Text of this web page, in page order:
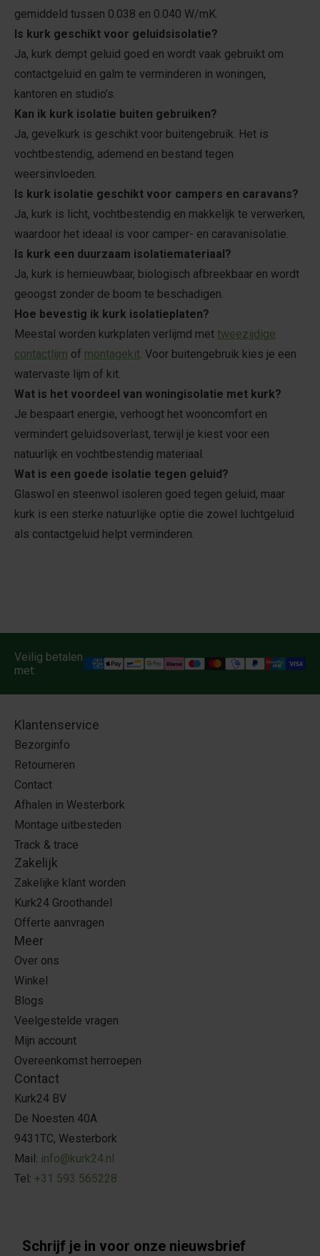
gemiddeld tussen 0.038 en 0.040 W/mK.
Is kurk geschikt voor geluidsisolatie?
Ja, kurk dempt geluid goed en wordt vaak gebruikt om
contactgeluid en galm te verminderen in woningen,
kantoren en studio’s.
Kan ik kurk isolatie buiten gebruiken?
Ja, gevelkurk is geschikt voor buitengebruik. Het is
vochtbestendig, ademend en bestand tegen
weersinvloeden.
Is kurk isolatie geschikt voor campers en caravans?
Ja, kurk is licht, vochtbestendig en makkelijk te verwerken,
waardoor het ideaal is voor camper- en caravanisolatie.
Is kurk een duurzaam isolatiemateriaal?
Ja, kurk is hernieuwbaar, biologisch afbreekbaar en wordt
geoogst zonder de boom te beschadigen.
Hoe bevestig ik kurk isolatieplaten?
Meestal worden kurkplaten verlijmd met tweezijdige
contactlijm of montagekit. Voor buitengebruik kies je een
watervaste lijm of kit.
Wat is het voordeel van woningisolatie met kurk?
Je bespaart energie, verhoogt het wooncomfort en
vermindert geluidsoverlast, terwijl je kiest voor een
natuurlijk en vochtbestendig materiaal.
Wat is een goede isolatie tegen geluid?
Glaswol en steenwol isoleren goed tegen geluid, maar
kurk is een sterke natuurlijke optie die zowel luchtgeluid
als contactgeluid helpt verminderen.
Veilig betalen
met:
Klantenservice
Bezorginfo
Retourneren
Contact
Afhalen in Westerbork
Montage uitbesteden
Track & trace
Zakelijk
Zakelijke klant worden
Kurk24 Groothandel
Offerte aanvragen
Meer
Over ons
Winkel
Blogs
Veelgestelde vragen
Mijn account
Overeenkomst herroepen
Contact
Kurk24 BV
De Noesten 40A
9431TC, Westerbork
Mail: info@kurk24.nl
Tel: +31 593 565228
Schrijf je in voor onze nieuwsbrief